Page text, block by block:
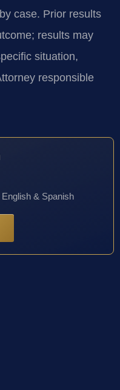
case. Prior results
results may
situation,
responsible
English & Spanish